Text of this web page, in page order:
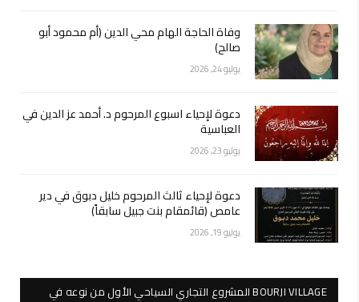
وفاة الحاجة الهام محي الدين (أم محمود أبو
صالح)
يوليو 24, 2026
دعوة لإحياء اسبوع المرحوم د. أحمد عز الدين في
العباسية
يوليو 23, 2026
دعوة لإحياء ثالث المرحوم خليل دبوق في دير
عامص (قائمقام بنت جبيل سابقاً)
يوليو 19, 2026
BOURJI VILLAGE المشروع التجاري السياحي الأول من نوعه في